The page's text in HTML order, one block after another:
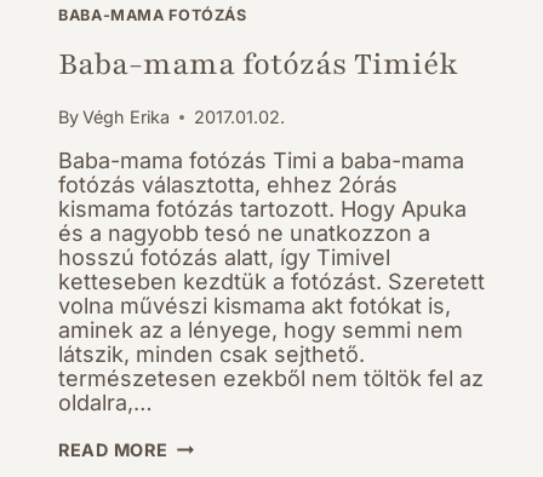
BABA-MAMA FOTÓZÁS
Baba-mama fotózás Timiék
ByVégh Erika 2017.01.02.
Baba-mama fotózás Timi a baba-mama
fotózás választotta, ehhez 2órás
kismama fotózás tartozott. Hogy Apuka
és a nagyobb tesó ne unatkozzon a
hosszú fotózás alatt, így Timivel
ketteseben kezdtük a fotózást. Szeretett
volna művészi kismama akt fotókat is,
aminek az a lényege, hogy semmi nem
látszik, minden csak sejthető.
természetesen ezekből nem töltök fel az
oldalra,…
READ MORE BABA-